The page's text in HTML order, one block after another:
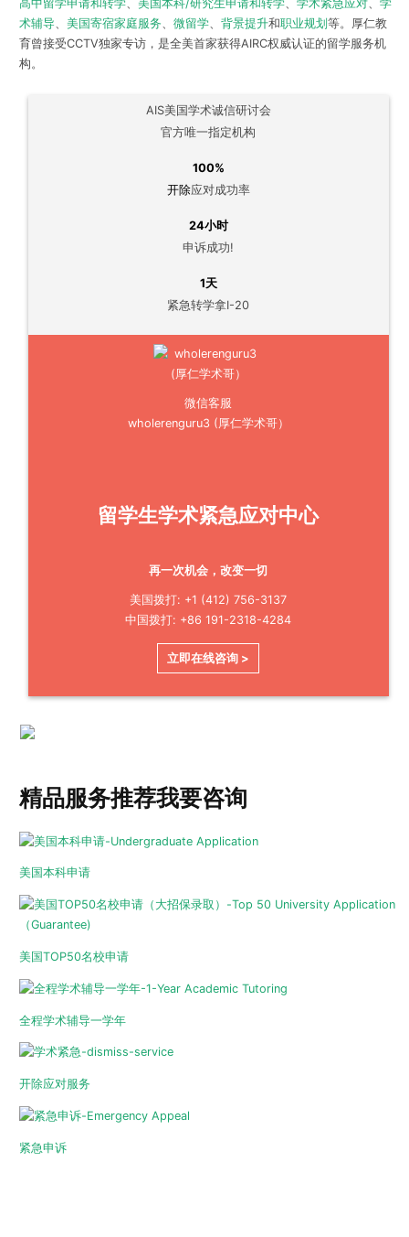
高中留学申请和转学、 美国本科/研究生申请和转学、 学术紧急应对、 学
术辅导、 美国寄宿家庭服务 微留学、 背景提升和职业规划 等。厚仁教
育曾接受CCTV独家专访，是全美首家获得AIRC权威认证的留学服务机
构。
AIS美国学术诚信研讨会
官方唯一指定机构
100%
开除应对成功率
24小时
申诉成功!
1天
紧急转学拿I-20
微信客服
wholerenguru3 (厚仁学术哥）
留学生学术紧急应对中心
再一次机会，改变一切
美国拨打: +1 (412) 756-3137
中国拨打: +86 191-2318-4284
立即在线咨询 >
精品服务推荐我要咨询
美国本科申请
美国TOP50名校申请
全程学术辅导一学年
开除应对服务
紧急申诉